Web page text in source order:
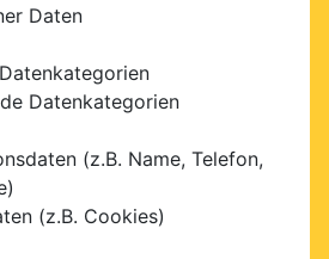
Daten
Datenkategorien
(z.B. Name, Telefon,
(z.B. Cookies)